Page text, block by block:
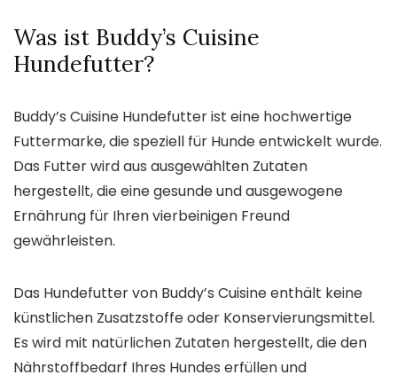
Was ist Buddy’s Cuisine
Hundefutter?
Buddy’s Cuisine Hundefutter ist eine hochwertige
Futtermarke, die speziell für Hunde entwickelt wurde.
Das Futter wird aus ausgewählten Zutaten
hergestellt, die eine gesunde und ausgewogene
Ernährung für Ihren vierbeinigen Freund
gewährleisten.
Das Hundefutter von Buddy’s Cuisine enthält keine
künstlichen Zusatzstoffe oder Konservierungsmittel.
Es wird mit natürlichen Zutaten hergestellt, die den
Nährstoffbedarf Ihres Hundes erfüllen und